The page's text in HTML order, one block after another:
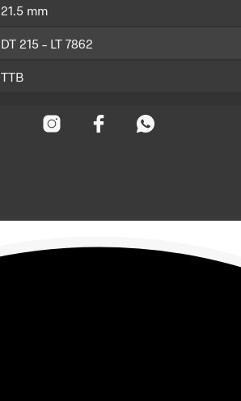
21.5 mm
DT 215 – LT 7862
TTB